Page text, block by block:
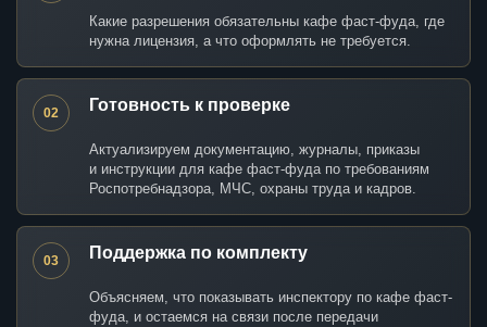
Какие разрешения обязательны кафе фаст-фуда, где
нужна лицензия, а что оформлять не требуется.
02 Готовность к проверке
Актуализируем документацию, журналы, приказы
и инструкции для кафе фаст-фуда по требованиям
Роспотребнадзора, МЧС, охраны труда и кадров.
03 Поддержка по комплекту
Объясняем, что показывать инспектору по кафе фаст-
фуда, и остаемся на связи после передачи